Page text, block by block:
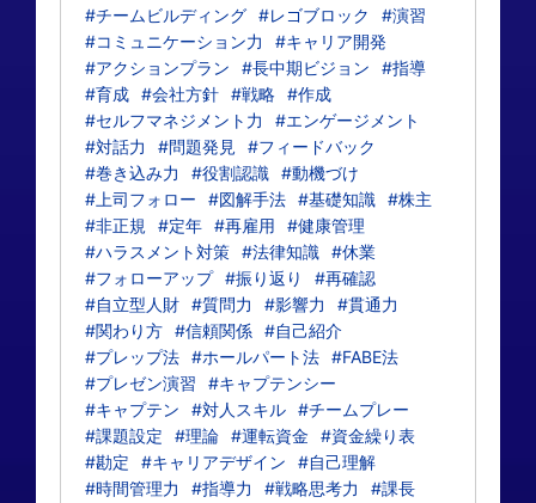
#チームビルディング #レゴブロック
#演習
#コミュニケーション力
#キャリア開発
#アクションプラン
#長中期ビジョン
#指導
#育成 #会社方針 #戦略 #作成
#セルフマネジメント力
#エンゲージメント
#対話力
#問題発見
#フィードバック
#巻き込み力
#役割認識 #動機づけ
#上司フォロー
#図解手法 #基礎知識 #株主
#非正規
#定年 #再雇用
#健康管理
#ハラスメント対策 #法律知識 #休業
#フォローアップ #振り返り
#再確認
#自立型人財 #質問力 #影響力
#貫通力
#関わり方 #信頼関係 #自己紹介
#プレップ法 #ホールパート法 #FABE法
#プレゼン演習
#キャプテンシー
#キャプテン
#対人スキル #チームプレー
#課題設定
#理論 #運転資金
#資金繰り表
#勘定
#キャリアデザイン
#自己理解
#時間管理力
#指導力 #戦略思考力
#課長